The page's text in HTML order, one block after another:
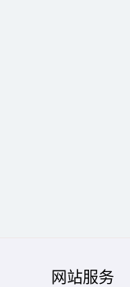
网站服务